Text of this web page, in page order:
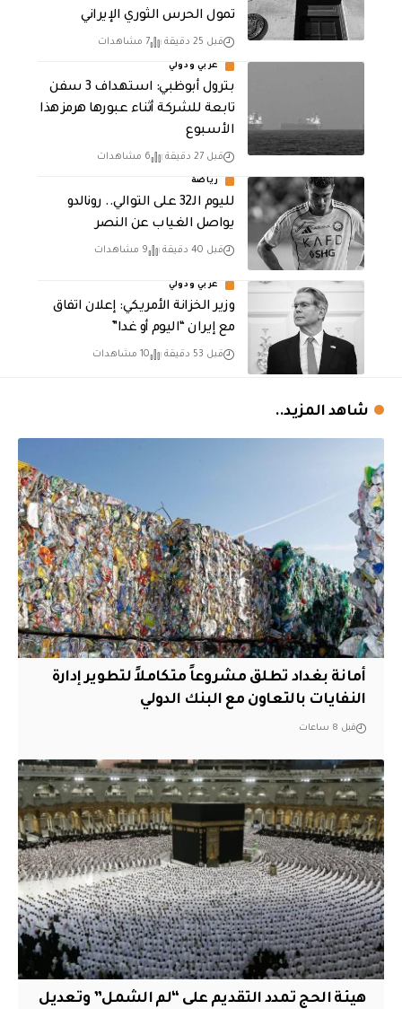
تمول الحرس الثوري الإيراني
قبل 25 دقيقة 7 مشاهدات
عربي ودولي
بترول أبوظبي: استهداف 3 سفن
تابعة للشركة أثناء عبورها هرمز هذا
الأسبوع
قبل 27 دقيقة 6 مشاهدات
رياضة
لليوم الـ32 على التوالي.. رونالدو
يواصل الغياب عن النصر
قبل 40 دقيقة 9 مشاهدات
عربي ودولي
وزير الخزانة الأمريكي: إعلان اتفاق
مع إيران “اليوم أو غدا”
قبل 53 دقيقة 10 مشاهدات
شاهد المزيد..
أمانة بغداد تطلق مشروعاً متكاملاً لتطوير إدارة
النفايات بالتعاون مع البنك الدولي
قبل 8 ساعات
هيئة الحج تمدد التقديم على “لم الشمل” وتعديل